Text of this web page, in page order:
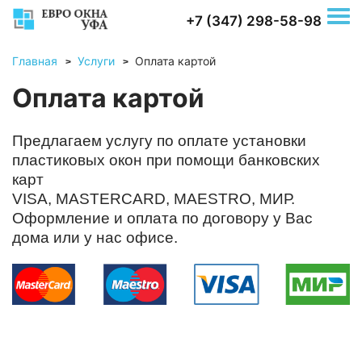
+7 (347) 298-58-98
Главная > Услуги > Оплата картой
Оплата картой
Предлагаем услугу по оплате установки
пластиковых окон при помощи банковских
карт
VISA, MASTERCARD, MAESTRO, МИР.
Оформление и оплата по договору у Вас
дома или у нас офисе.